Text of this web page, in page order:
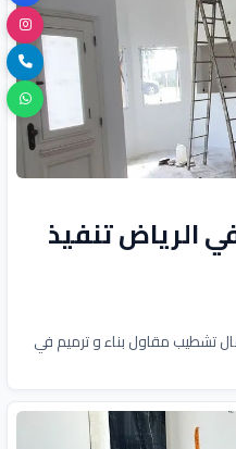
الرياض تنفيذ
تشطيب مقاول بناء و ترميم في